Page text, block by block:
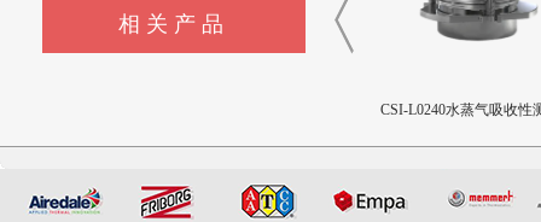
相关产品
CSI-L0240水蒸气吸收性